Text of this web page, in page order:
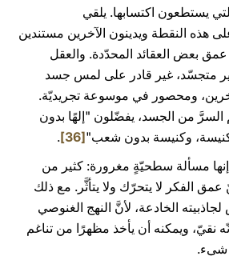
يستطعون اكتسابها. يلقي
هذه النقطة ويدينون الآخرين مستندين
بعض العقائد المحدّدة. والعقل
متجسّد، غير قادر على لمس جسد
ومحصور في موسوعة تجريديّة.
السرَّ من الجسد، يفضّلون "إلهًا بدون
وكنيسة بدون شعب"[36]
.
إنها مسألة سطحيّةٍ مغرورة: كثير من
الفكر لا يتحرّك ولا يتأثَّر. مع ذلك
الخادعة، لأنَّ النهج الغنوصي
نقيّ، ويمكنه أن يأخذ مظهرًا من تناغم
شيء.